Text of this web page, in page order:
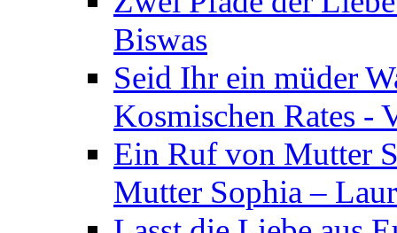
Biswas
Seid Ihr ein müder
Kosmischen Rates -
Ein Ruf von Mutter
Mutter Sophia –